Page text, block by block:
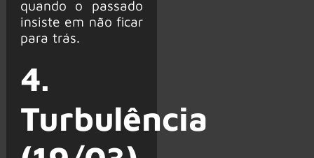
quando o passado
insiste em não ficar
para trás.
4.
Turbulência